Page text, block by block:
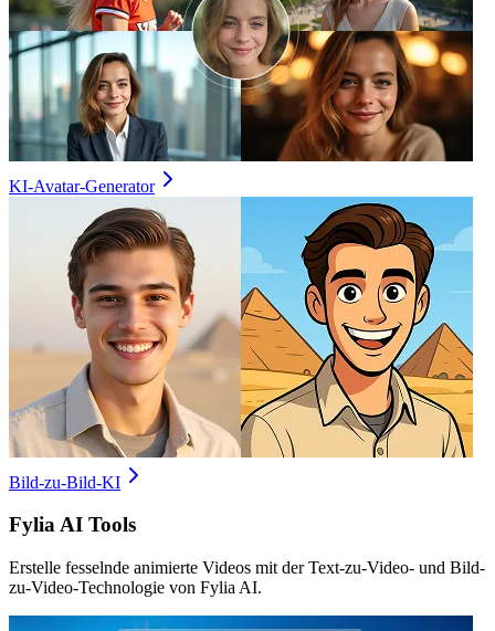
KI-Avatar-Generator
Bild-zu-Bild-KI
Fylia AI Tools
Erstelle fesselnde animierte Videos mit der Text-zu-Video- und Bild-
zu-Video-Technologie von Fylia AI.